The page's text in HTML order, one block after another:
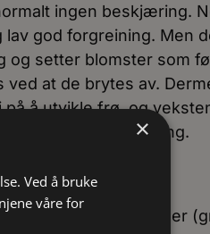
ingen beskjæring.
god forgreining. Men
og setter blomster som
at de brytes av.
å utvikle frø, og
like etter blomstring.
med skuddstiklinger
×
Ved å bruke
våre for